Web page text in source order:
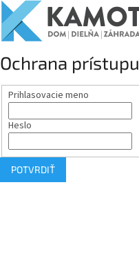
Ochrana prístupu
Prihlasovacie meno
Heslo
POTVRDIŤ